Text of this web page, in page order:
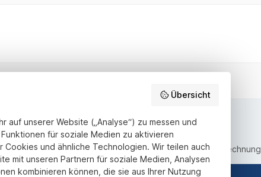
transparente Preisgestaltung Bequemer Kauf auf Rechnung
Übersicht
auf unserer Website („Analyse“) zu messen und
für soziale Medien zu aktivieren
und ähnliche Technologien. Wir teilen auch
mit unseren Partnern für soziale Medien, Analysen
kombinieren können, die sie aus Ihrer Nutzung